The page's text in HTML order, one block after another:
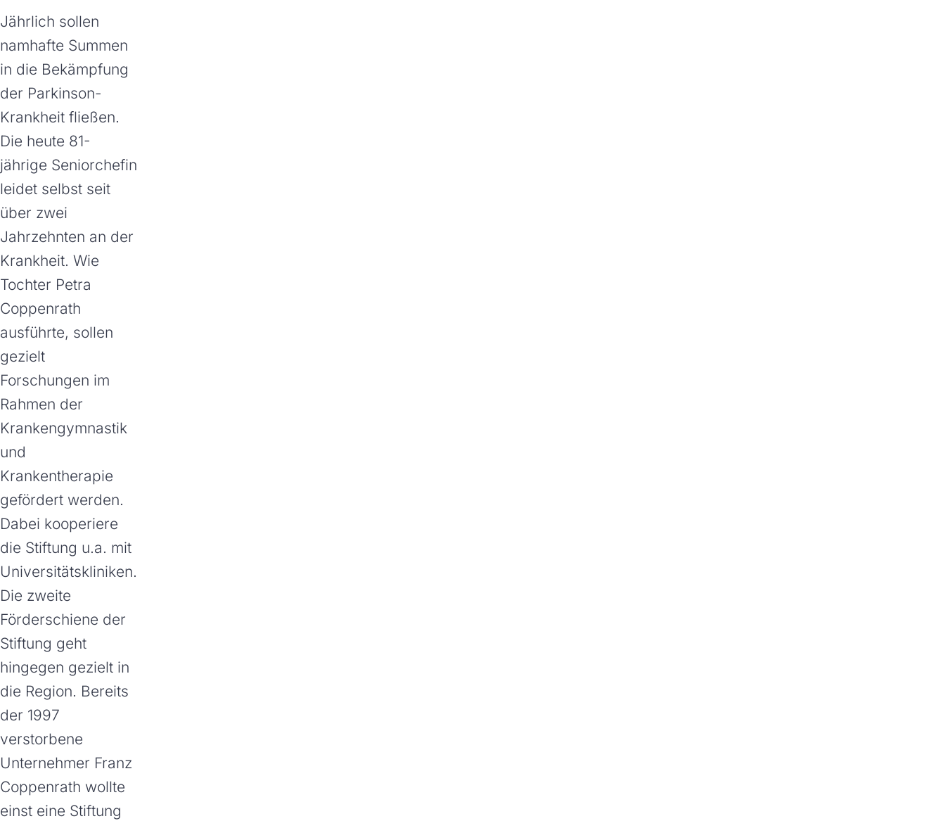
Jährlich sollen
namhafte Summen
in die Bekämpfung
der Parkinson-
Krankheit fließen.
Die heute 81-
jährige Seniorchefin
leidet selbst seit
über zwei
Jahrzehnten an der
Krankheit. Wie
Tochter Petra
Coppenrath
ausführte, sollen
gezielt
Forschungen im
Rahmen der
Krankengymnastik
und
Krankentherapie
gefördert werden.
Dabei kooperiere
die Stiftung u.a. mit
Universitätskliniken.
Die zweite
Förderschiene der
Stiftung geht
hingegen gezielt in
die Region. Bereits
der 1997
verstorbene
Unternehmer Franz
Coppenrath wollte
einst eine Stiftung